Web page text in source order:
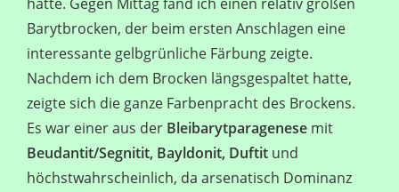
Barytbrocken, der beim ersten Anschlagen eine
interessante gelbgrünliche Färbung zeigte.
Nachdem ich dem Brocken längsgespaltet hatte,
zeigte sich die ganze Farbenpracht des Brockens.
Es war einer aus der Bleibarytparagenese mit
Beudantit/Segnitit, Bayldonit, Duftit und
höchstwahrscheinlich, da arsenatisch Dominanz